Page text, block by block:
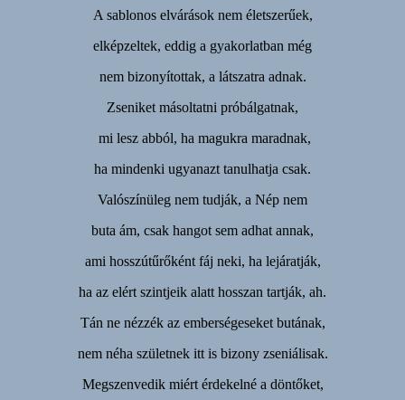
A sablonos elvárások nem életszerűek,
elképzeltek, eddig a gyakorlatban még
nem bizonyítottak, a látszatra adnak.
Zseniket másoltatni próbálgatnak,
mi lesz abból, ha magukra maradnak,
ha mindenki ugyanazt tanulhatja csak.
Valószínüleg nem tudják, a Nép nem
buta ám, csak hangot sem adhat annak,
ami hosszútűrőként fáj neki, ha lejáratják,
ha az elért szintjeik alatt hosszan tartják, ah.
Tán ne nézzék az emberségeseket butának,
nem néha születnek itt is bizony zseniálisak.
Megszenvedik miért érdekelné a döntőket,